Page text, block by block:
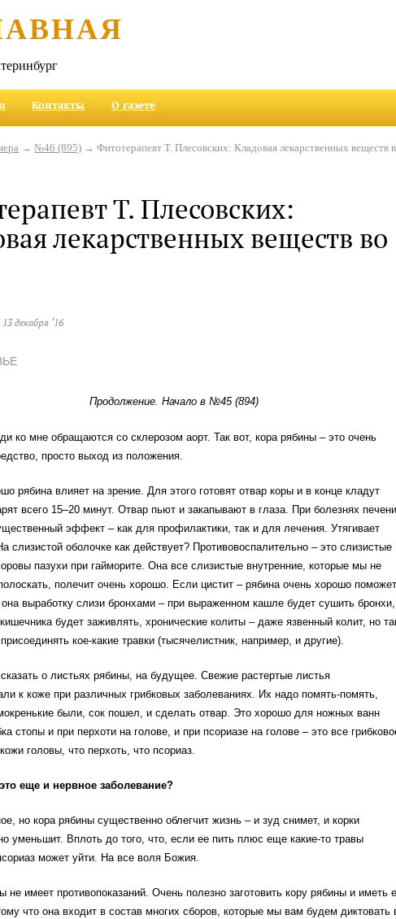
Контакты О газете
→№46 (895) → Фитотерапевт Т. Плесовских: Кладовая лекарственных веществ
Т. Плесовских:
лекарственных веществ во
13 декабря ‘16
Продолжение. Начало в №45 (894)
ко мне обращаются со склерозом аорт. Так вот, кора рябины – это очень
просто выход из положения.
рябина влияет на зрение. Для этого готовят отвар коры и в конце кладут
всего 15–20 минут. Отвар пьют и закапывают в глаза. При болезнях печени
эффект – как для профилактики, так и для лечения. Утягивает
слизистой оболочке как действует? Противовоспалительно – это слизистые
пазухи при гайморите. Она все слизистые внутренние, которые мы не
полечит очень хорошо. Если цистит – рябина очень хорошо
выработку слизи бронхами – при выраженном кашле будет сушить бронхи,
будет заживлять, хронические колиты – даже язвенный колит, но
кое-какие травки (тысячелистник, например, и другие).
о листьях рябины, на будущее. Свежие растертые листья
к коже при различных грибковых заболеваниях. Их надо помять-помять,
были, сок пошел, и сделать отвар. Это хорошо для ножных ванн
стопы и при перхоти на голове, и при псориазе на голове – это все
головы, что перхоть, что псориаз.
еще и нервное заболевание?
но кора рябины существенно облегчит жизнь – и зуд снимет, и корки
уменьшит. Вплоть до того, что, если ее пить плюс еще какие-то травы
может уйти. На все воля Божия.
не имеет противопоказаний. Очень полезно заготовить кору рябины и иметь
что она входит в состав многих сборов, которые мы вам будем диктовать